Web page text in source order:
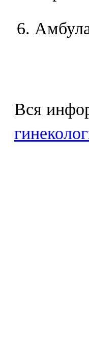
Вся